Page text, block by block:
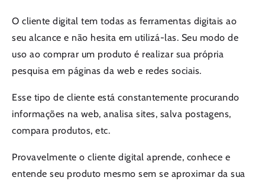
O cliente digital tem todas as ferramentas digitais ao
seu alcance e não hesita em utilizá-las. Seu modo de
uso ao comprar um produto é realizar sua própria
pesquisa em páginas da web e redes sociais.
Esse tipo de cliente está constantemente procurando
informações na web, analisa sites, salva postagens,
compara produtos, etc.
Provavelmente o cliente digital aprende, conhece e
entende seu produto mesmo sem se aproximar da sua